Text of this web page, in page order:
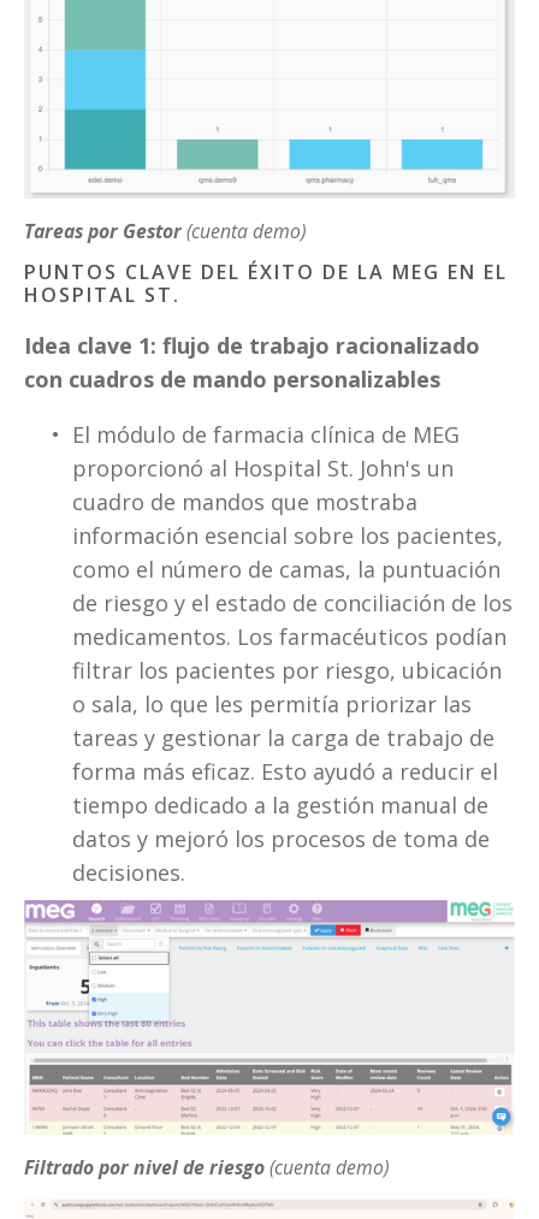
Tareas por Gestor(cuenta demo)
PUNTOS CLAVE DEL ÉXITO DE LA MEG EN EL
HOSPITAL ST.
Idea clave 1: flujo de trabajo racionalizado
con cuadros de mando personalizables
El módulo de farmacia clínica de MEG
proporcionó al Hospital St. John's un
cuadro de mandos que mostraba
información esencial sobre los pacientes,
como el número de camas, la puntuación
de riesgo y el estado de conciliación de los
medicamentos. Los farmacéuticos podían
filtrar los pacientes por riesgo, ubicación
o sala, lo que les permitía priorizar las
tareas y gestionar la carga de trabajo de
forma más eficaz. Esto ayudó a reducir el
tiempo dedicado a la gestión manual de
datos y mejoró los procesos de toma de
decisiones.
Filtrado por nivel de riesgo(cuenta demo)